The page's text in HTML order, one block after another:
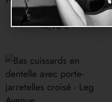
ÉLÉGANCE
16,90€